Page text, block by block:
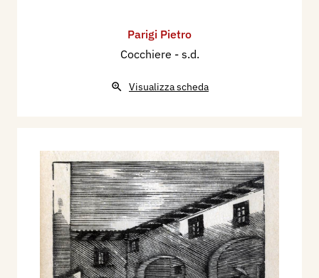
Parigi Pietro
Cocchiere - s.d.
Visualizza scheda